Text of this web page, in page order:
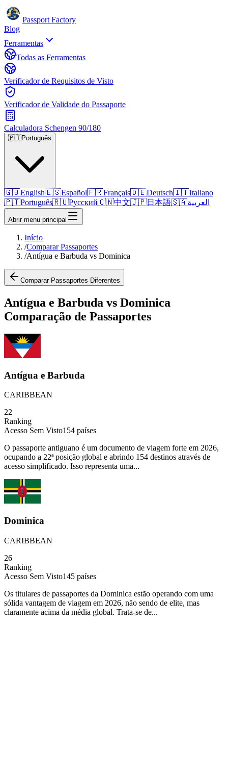
Passport Factory
Blog
Ferramentas
Todas as Ferramentas
Verificador de Requisitos de Visto
Verificador de Validade do Passaporte
Calculadora Schengen 90/180
🇵🇹Português
🇬🇧English🇪🇸Español🇫🇷Français🇩🇪Deutsch🇮🇹Italiano
🇵🇹Português🇷🇺Русский🇨🇳中文🇯🇵日本語🇸🇦العربية
Abrir menu principal
Início
/Comparar Passaportes
/Antígua e Barbuda vs Dominica
Comparar Passaportes Diferentes
Antígua e Barbuda vs Dominica
Comparação de Passaportes
Antígua e Barbuda
CARIBBEAN
22
Ranking
Acesso Sem Visto154 países
O passaporte antiguano é um documento de viagem forte em 2026,
ocupando a 22ª posição global e abrindo 154 destinos através de
acesso simplificado. Isso representa uma...
Dominica
CARIBBEAN
26
Ranking
Acesso Sem Visto145 países
Os titulares de passaportes da Dominica estão operando com uma
sólida vantagem de viagem em 2026, não sendo de elite, mas
claramente acima da média global. Trata-se de...